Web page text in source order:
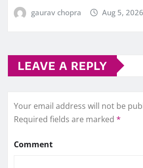
gaurav chopra Aug 5, 2026
LEAVE A REPLY
Your email address will not be
Required fields are marked *
Comment